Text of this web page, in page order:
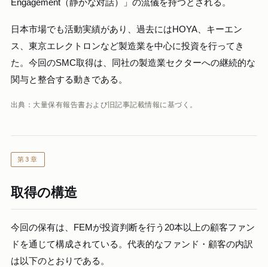
Engagement（静かな対話）」の流儀を持つとされる。
日本市場でも活動実績があり、過去にはHOYA、キーエン
ス、東京エレクトロンなど製造業を中心に投資を行ってき
た。今回のSMC取得は、同社の製造業セクターへの継続的な
関与と整合する動きである。
出典：大量保有報告書および旧記事記載情報に基づく。
第3章
取得の構造
今回の保有は、FEMが投資判断を行う20本以上の顧客ファン
ドを通じて構成されている。代表的なファンド・顧客の内訳
は以下のとおりである。